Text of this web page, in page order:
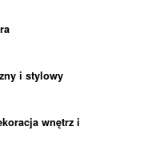
i stylowy
wnętrz i